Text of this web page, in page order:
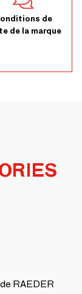
de
de la marque
RAEDER